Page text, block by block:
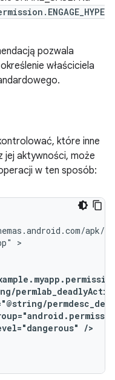
pozwala
właściciela
które inne
jej aktywności, może
w ten sposób:
/>